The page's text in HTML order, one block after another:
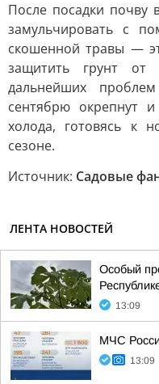
После посадки почву
замульчировать с
скошенной травы —
защитить грунт от
дальнейших
сентябрю окрепнут
холода, готовясь к
сезоне.
Источник: Садовые
ЛЕНТА НОВОСТЕЙ
Особый
13:09
МЧС
13:09